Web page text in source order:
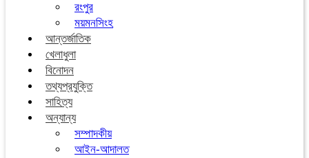
রংপুর
ময়মনসিংহ
আন্তর্জাতিক
খেলাধুলা
বিনোদন
তথ্যপ্রযুক্তি
সাহিত্য
অন্যান্য
সম্পাদকীয়
আইন-আদালত